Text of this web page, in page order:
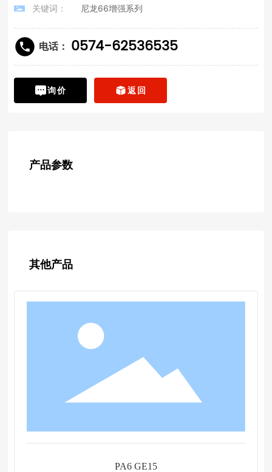
关键词： 尼龙66增强系列
电话： 0574-62536535
询价 返回
产品参数
其他产品
PA6 GE15